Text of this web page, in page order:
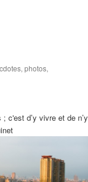
photos,
c'est d’y vivre et de n’y